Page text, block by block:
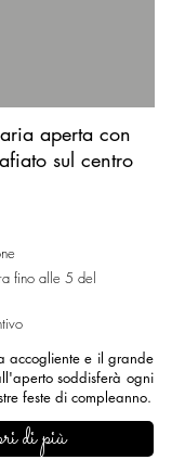
aperta con
sul centro
fino alle 5 del
accogliente e il grande
soddisferà ogni
feste di compleanno.
di più